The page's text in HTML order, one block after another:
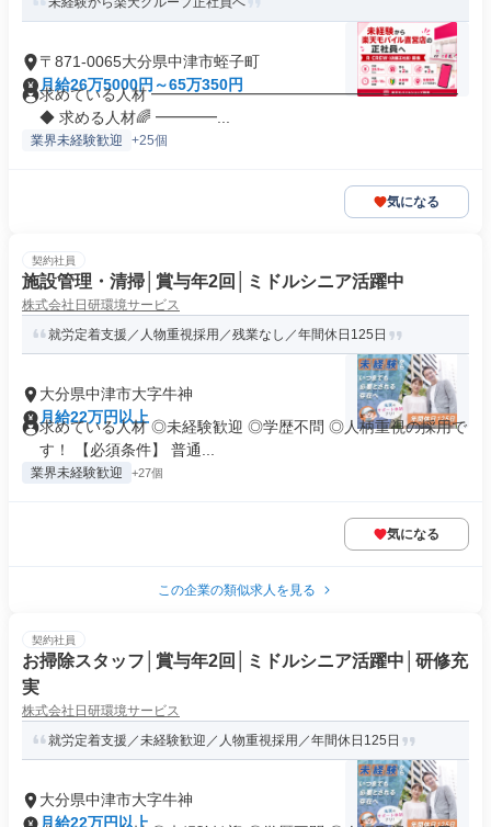
〒871-0065大分県中津市蛭子町
月給26万5000円～65万350円
求めている人材 ━━━━━━━━━━━━━━━━━━━━
◆ 求める人材🌈 ━━━━...
業界未経験歓迎 +25個
気になる
契約社員
施設管理・清掃│賞与年2回│ミドルシニア活躍中
株式会社日研環境サービス
就労定着支援／人物重視採用／残業なし／年間休日125日
大分県中津市大字牛神
月給22万円以上
求めている人材 ◎未経験歓迎 ◎学歴不問 ◎人柄重視の採用で
す！ 【必須条件】 普通...
業界未経験歓迎 +27個
気になる
この企業の類似求人を見る
契約社員
お掃除スタッフ│賞与年2回│ミドルシニア活躍中│研修充
実
株式会社日研環境サービス
就労定着支援／未経験歓迎／人物重視採用／年間休日125日
大分県中津市大字牛神
月給22万円以上